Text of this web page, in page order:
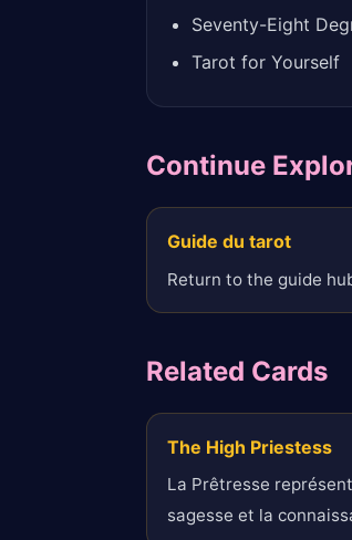
Seventy-Eight
Tarot for Yourself
Continue
Guide du tarot
Return to the guide
Related Cards
The High Priestess
La Prêtresse
sagesse et la